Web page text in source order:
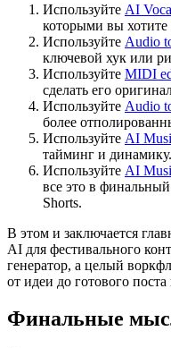
Используйте AI
которыми вы хотите
Используйте Audio
ключевой хук или
Используйте MIDI
сделать его
Используйте Audio
более
Используйте AI
тайминг и динамику.
Используйте AI
все это в
Shorts.
В этом и заключается
AI для фестивального
генератор, а целый
от идеи до готового
Финальные